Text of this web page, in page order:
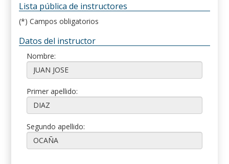
Lista pública de instructores
(*) Campos obligatorios
Datos del instructor
Nombre:
Primer apellido:
Segundo apellido: